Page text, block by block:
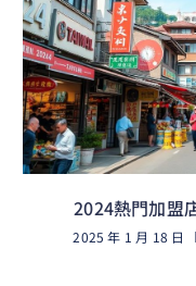
2024熱門加盟
2025 年 1 月 18 日